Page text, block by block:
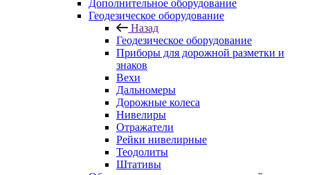
Дополнительное оборудование
Геодезическое оборудование
Назад
Геодезическое оборудование
Приборы для дорожной разметки и
знаков
Вехи
Дальномеры
Дорожные колеса
Нивелиры
Отражатели
Рейки нивелирные
Теодолиты
Штативы